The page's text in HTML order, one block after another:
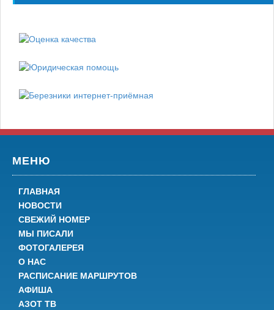
МЕНЮ
ГЛАВНАЯ
НОВОСТИ
СВЕЖИЙ НОМЕР
МЫ ПИСАЛИ
ФОТОГАЛЕРЕЯ
О НАС
РАСПИСАНИЕ МАРШРУТОВ
АФИША
АЗОТ ТВ